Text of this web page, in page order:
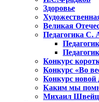
Здоровье
Великая
Педагогика С.
Конкурс
Конкурс «Во
Конкурс новой
Каким мы
Михаил